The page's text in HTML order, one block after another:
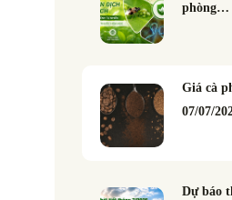
phòng…
Giá cà
07/07/
Dự báo